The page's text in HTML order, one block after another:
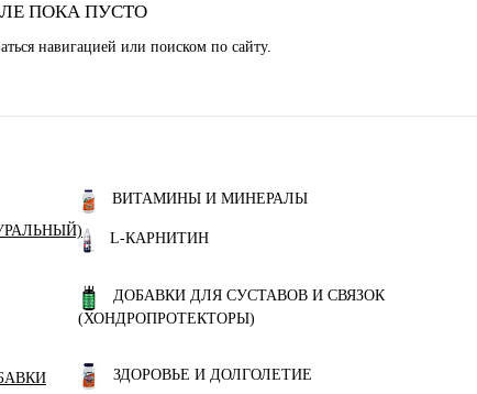
ПОКА ПУСТО
навигацией или поиском по сайту.
ВИТАМИНЫ И МИНЕРАЛЫ
L-КАРНИТИН
ДОБАВКИ ДЛЯ СУСТАВОВ И СВЯЗОК
(ХОНДРОПРОТЕКТОРЫ)
ЗДОРОВЬЕ И ДОЛГОЛЕТИЕ